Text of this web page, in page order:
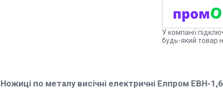
У компанії
будь-який товар
Ножиці по металу висічні електричні Елпром ЕВН-1,6